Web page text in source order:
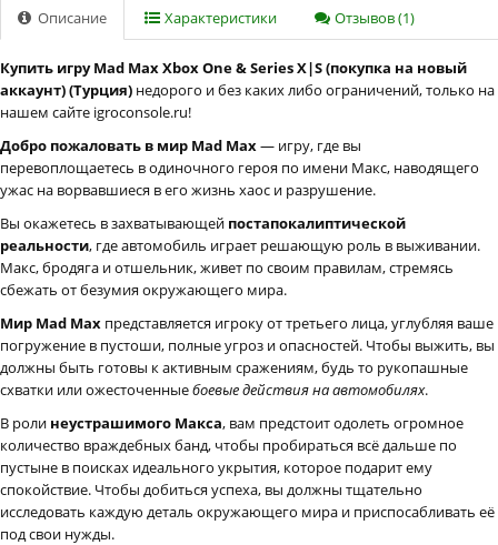
Описание Характеристики Отзывов (1)
Купить игру Mad Max Xbox One & Series X|S (покупка на новый
аккаунт) (Турция) недорого и без каких либо ограничений, только на
нашем сайте igroconsole.ru!
Добро пожаловать в мир Mad Max— игру, где вы
перевоплощаетесь в одиночного героя по имени Макс, наводящего
ужас на ворвавшиеся в его жизнь хаос и разрушение.
Вы окажетесь в захватывающей постапокалиптической
реальности, где автомобиль играет решающую роль в выживании.
Макс, бродяга и отшельник, живет по своим правилам, стремясь
сбежать от безумия окружающего мира.
Мир Mad Max представляется игроку от третьего лица, углубляя ваше
погружение в пустоши, полные угроз и опасностей. Чтобы выжить, вы
должны быть готовы к активным сражениям, будь то рукопашные
схватки или ожесточенныебоевые действия на автомобилях.
В роли неустрашимого Макса, вам предстоит одолеть огромное
количество враждебных банд, чтобы пробираться всё дальше по
пустыне в поисках идеального укрытия, которое подарит ему
спокойствие. Чтобы добиться успеха, вы должны тщательно
исследовать каждую деталь окружающего мира и приспосабливать её
под свои нужды.